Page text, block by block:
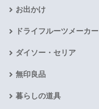
お出かけ
ドライフルーツメーカー
ダイソー・セリア
無印良品
暮らしの道具